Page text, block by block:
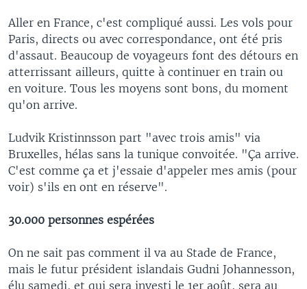
Aller en France, c'est compliqué aussi. Les vols pour
Paris, directs ou avec correspondance, ont été pris
d'assaut. Beaucoup de voyageurs font des détours en
atterrissant ailleurs, quitte à continuer en train ou
en voiture. Tous les moyens sont bons, du moment
qu'on arrive.
Ludvik Kristinnsson part "avec trois amis" via
Bruxelles, hélas sans la tunique convoitée. "Ça arrive.
C'est comme ça et j'essaie d'appeler mes amis (pour
voir) s'ils en ont en réserve".
30.000 personnes espérées
On ne sait pas comment il va au Stade de France,
mais le futur président islandais Gudni Johannesson,
élu samedi, et qui sera investi le 1er août, sera au